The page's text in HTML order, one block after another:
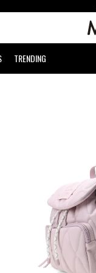
TRENDING